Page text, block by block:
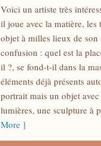
Voici un artiste très
il joue avec la matière, les
objet à milles lieux de
confusion : quel est la
il ?, se fond-t-il dans la
éléments déjà présents
portrait mais un objet
lumières, une sculpture à
More ]